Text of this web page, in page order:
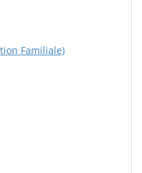
Familiale)